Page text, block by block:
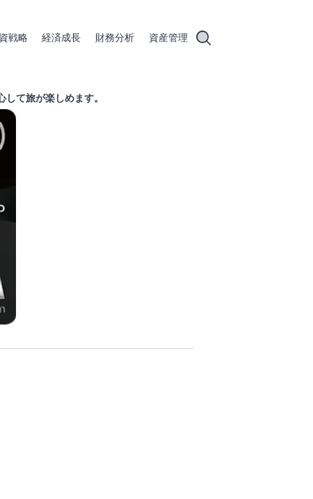
戦略 経済成長 財務分析 資産管理
て旅が楽しめます。